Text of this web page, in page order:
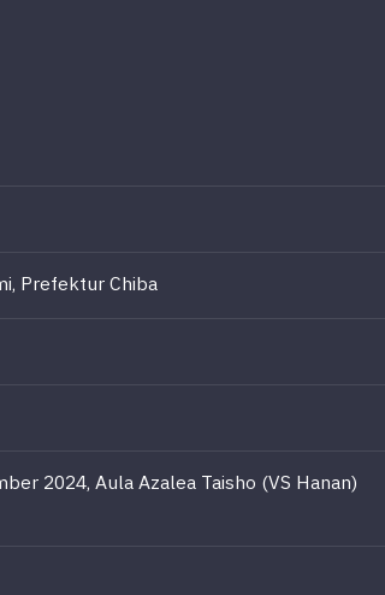
Prefektur Chiba
2024, Aula Azalea Taisho (VS Hanan)